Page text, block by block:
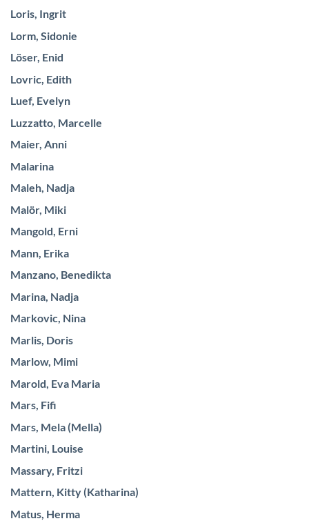
Loris, Ingrit
Lorm, Sidonie
Löser, Enid
Lovric, Edith
Luef, Evelyn
Luzzatto, Marcelle
Maier, Anni
Malarina
Maleh, Nadja
Malör, Miki
Mangold, Erni
Mann, Erika
Manzano, Benedikta
Marina, Nadja
Markovic, Nina
Marlis, Doris
Marlow, Mimi
Marold, Eva Maria
Mars, Fifi
Mars, Mela (Mella)
Martini, Louise
Massary, Fritzi
Mattern, Kitty (Katharina)
Matus, Herma